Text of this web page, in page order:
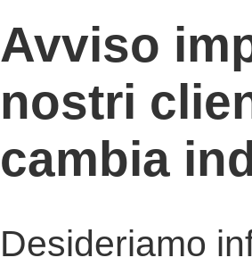
Avviso
nostri
cambia
Desideriamo